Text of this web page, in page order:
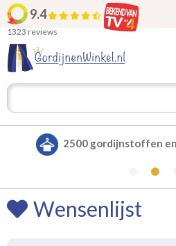
9.4
1323 reviews
2500 gordijnstoffen
Wensenlijst